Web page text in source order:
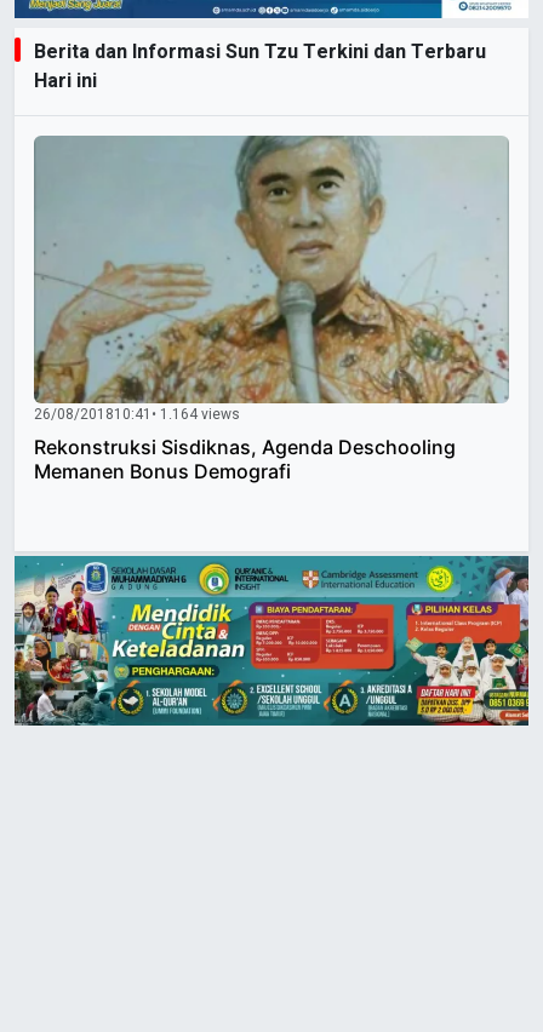
Berita dan Informasi Sun Tzu Terkini dan Terbaru
Hari ini
26/08/201810:41 • 1.164 views
Rekonstruksi Sisdiknas, Agenda Deschooling
Memanen Bonus Demografi